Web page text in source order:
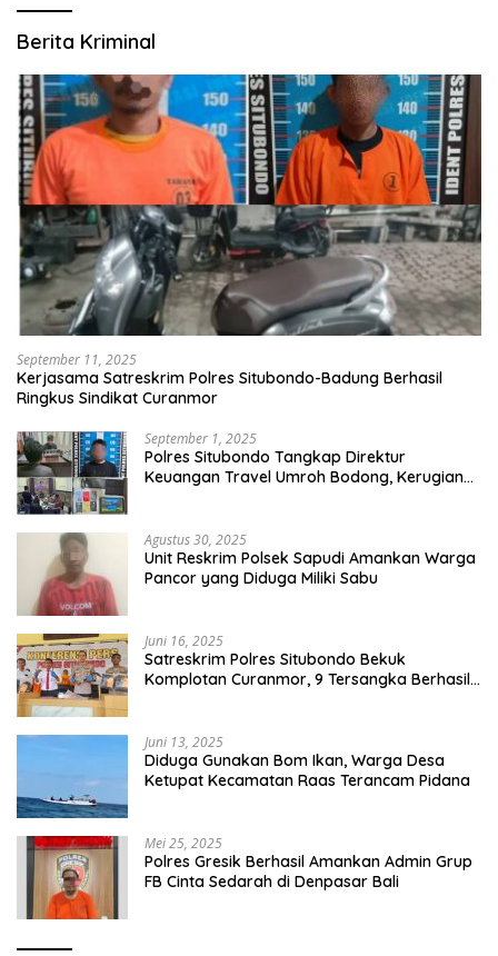
Berita Kriminal
September 11, 2025
Kerjasama Satreskrim Polres Situbondo-Badung Berhasil
Ringkus Sindikat Curanmor
September 1, 2025
Polres Situbondo Tangkap Direktur
Keuangan Travel Umroh Bodong, Kerugian
Agustus 30, 2025
Unit Reskrim Polsek Sapudi Amankan Warga
Pancor yang Diduga Miliki Sabu
Juni 16, 2025
Satreskrim Polres Situbondo Bekuk
Komplotan Curanmor, 9 Tersangka Berhasil
Juni 13, 2025
Diduga Gunakan Bom Ikan, Warga Desa
Ketupat Kecamatan Raas Terancam Pidana
Mei 25, 2025
Polres Gresik Berhasil Amankan Admin Grup
FB Cinta Sedarah di Denpasar Bali